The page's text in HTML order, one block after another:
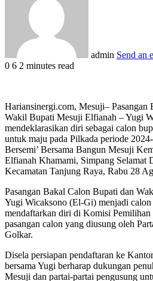
admin Send an
0 6 2 minutes read
Hariansinergi.com, Mesuji– Pasangan
Wakil Bupati Mesuji Elfianah – Yugi
mendeklarasikan diri sebagai calon
untuk maju pada Pilkada periode
Bersemi’ Bersama Bangun Mesuji
Elfianah Khamami, Simpang Selamat
Kecamatan Tanjung Raya, Rabu 28
Pasangan Bakal Calon Bupati dan
Yugi Wicaksono (El-Gi) menjadi
mendaftarkan diri di Komisi
pasangan calon yang diusung oleh
Golkar.
Disela persiapan pendaftaran ke
bersama Yugi berharap dukungan
Mesuji dan partai-partai pengusung